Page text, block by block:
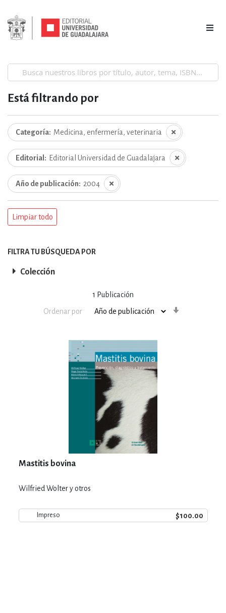
1 Publicación
Ordenar por
Mastitis bovina
Wilfried Wolter y otros
Impreso $100.00
Está filtrando por
Categoría Medicina, enfermería, veterinaria
Editorial Editorial Universidad de Guadalajara
Año de publicación 2004
Limpiar todo
FILTRA TU BÚSQUEDA POR
Colección